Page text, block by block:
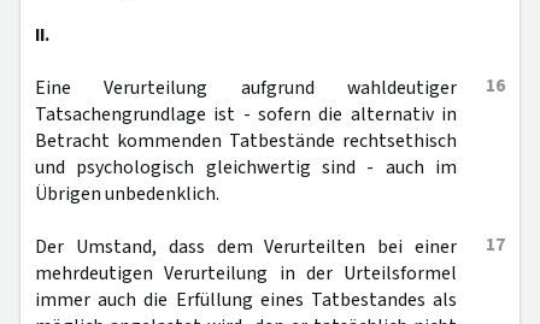
II.
16
Eine Verurteilung aufgrund wahldeutiger
Tatsachengrundlage ist - sofern die alternativ in
Betracht kommenden Tatbestände rechtsethisch
und psychologisch gleichwertig sind - auch im
Übrigen unbedenklich.
17
Der Umstand, dass dem Verurteilten bei einer
mehrdeutigen Verurteilung in der Urteilsformel
immer auch die Erfüllung eines Tatbestandes als